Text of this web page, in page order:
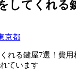
してくれる
京都
ています